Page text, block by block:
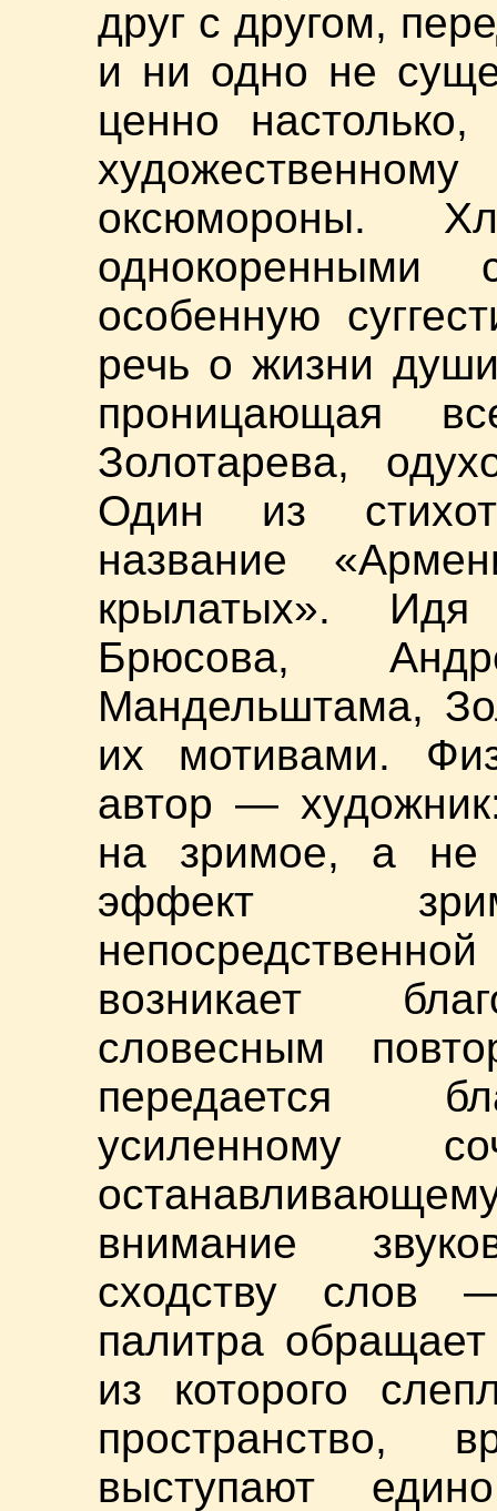
друг с другом,
и ни одно не
ценно настолько,
оксюмороны.
однокоренными
особенную
речь о жизни
проницающая
Золотарева,
Один из
название
крылатых».
Брюсова,
Мандельштама,
их мотивами.
автор —
на зримое, а не
эффект
возникает
словесным
передается
усиленному
внимание
сходству слов
палитра
из которого
выступают